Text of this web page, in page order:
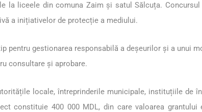
la liceele din comuna Zaim și satul Sălcuța.
a inițiativelor de protecție a mediului.
pentru gestionarea responsabilă a deșeurilor și a unui
consultare și aprobare.
locale, întreprinderile municipale, instituțiile de
constituie 400 000 MDL, din care valoarea